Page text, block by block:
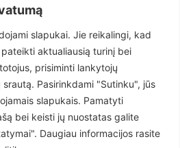
slapukai. Jie reikalingi, kad
aktualiausią turinį bei
prisiminti lankytojų
Pasirinkdami "Sutinku", jūs
slapukais. Pamatyti
bei keisti jų nuostatas galite
Daugiau informacijos rasite
puota rengiama artėjančio
ir visuotinės krizės
3281